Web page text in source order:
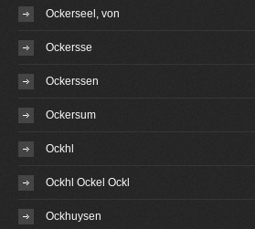
Ockerseel, von
Ockersse
Ockerssen
Ockersum
Ockhl
Ockhl Ockel Ockl
Ockhuysen